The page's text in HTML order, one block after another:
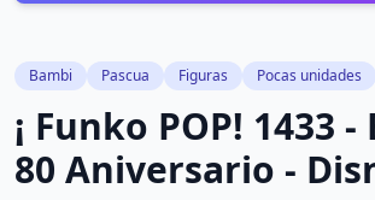
Bambi Pascua Figuras Pocas unidades
¡ Funko POP! 1433
80 Aniversario -